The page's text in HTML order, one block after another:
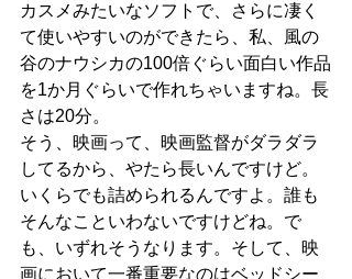
カスメみたいなソフトで、さらに凄く
て使いやすいのができたら、私、風の
谷のナウシカの100倍ぐらい面白い作品
を1か月ぐらいで作れちゃいますね。長
さは20分。
そう、映画って、映画監督がダラダラ
してるから、やたら長いんですけど。
いくらでも詰められるんですよ。誰も
そんなこといわないですけどね。で
も、いずれそうなります。そして、映
画において一番重要なのはベッドシー